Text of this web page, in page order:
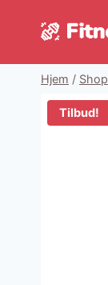
Hjem / Shop
Tilbud!